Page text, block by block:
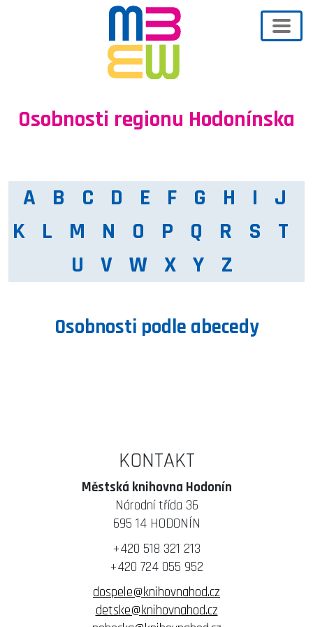
Osobnosti regionu Hodonínska
A B C D E F G H I
J
K
L M N O P Q R S
T
U
V W X Y Z
Osobnosti podle abecedy
KONTAKT
Městská knihovna Hodonín
Národní třída 36
695 14 HODONÍN
+420 518 321 213
+420 724 055 952
dospele@knihovnahod.cz
detske@knihovnahod.cz